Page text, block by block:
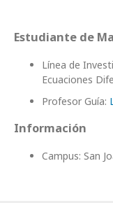
Estudiante de
Línea de
Ecuaciones
Profesor Guía:
Información
Campus: San